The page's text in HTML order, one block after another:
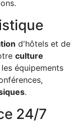
d'hôtels et de
culture
équipements
.
24/7